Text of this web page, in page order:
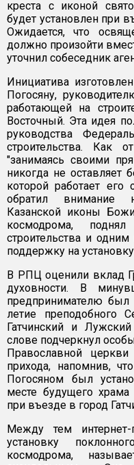
креста с иконой
будет установлен при
Ожидается, что
должно произойти
уточнил собеседник
Инициатива
Погосяну,
работающей на
Восточный. Эта идея
руководства
строительства. Как
"занимаясь своими
никогда не оставляет
которой работает его
обратил внимание
Казанской иконы
космодрома,
строительства и
поддержку на
В РПЦ оценили вклад
духовности. В
предпринимателю был
летие преподобного
Гатчинский и
слове подчеркнул
Православной церкви
прихода, напомнив,
Погосяном был
месте будущего
при въезде в город
Между тем интернет-
установку
космодрома,